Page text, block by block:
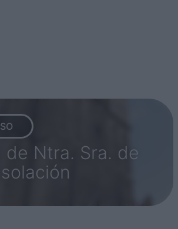
de Ntra. Sra. de